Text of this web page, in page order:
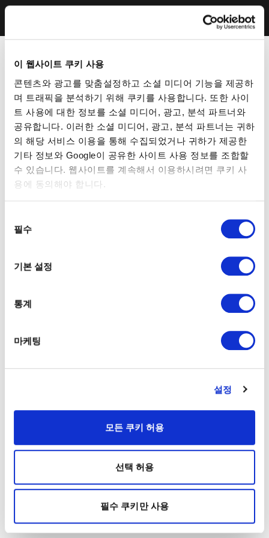
이 웹사이트 쿠키 사용
콘텐츠와 광고를 맞춤설정하고 소셜 미디어 기능을 제공하
며 트래픽을 분석하기 위해 쿠키를 사용합니다. 또한 사이
트 사용에 대한 정보를 소셜 미디어, 광고, 분석 파트너와
공유합니다. 이러한 소셜 미디어, 광고, 분석 파트너는 귀하
의 해당 서비스 이용을 통해 수집되었거나 귀하가 제공한
기타 정보와 Google이 공유한 사이트 사용 정보를 조합할
수 있습니다. 웹사이트를 계속해서 이용하시려면 쿠키 사
용에 동의해야 합니다.
필수
기본 설정
통계
마케팅
설정
모든 쿠키 허용
선택 허용
필수 쿠키만 사용